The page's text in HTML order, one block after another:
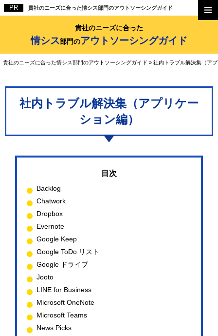
貴社のニーズに合った情シス部門のアウトソーシングガイド
貴社のニーズに合った
情シス部門のアウトソーシングガイド
貴社のニーズに合った情シス部門のアウトソーシングガイド » 社内トラブル解決集（ア
社内トラブル解決集（アプリケー
ション編）
Backlog
Chatwork
Dropbox
Evernote
Google Keep
Google ToDo リスト
Google ドライブ
Jooto
LINE for Business
Microsoft OneNote
Microsoft Teams
News Picks